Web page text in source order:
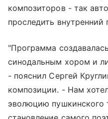
композиторов - так
проследить внутренний
"Программа
синодальным хором и
- пояснил Сергей
композиции. - Нам
эволюцию пушкинского